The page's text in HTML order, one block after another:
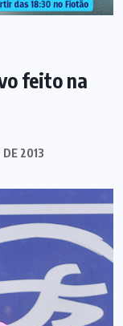
feito na
DE 2013